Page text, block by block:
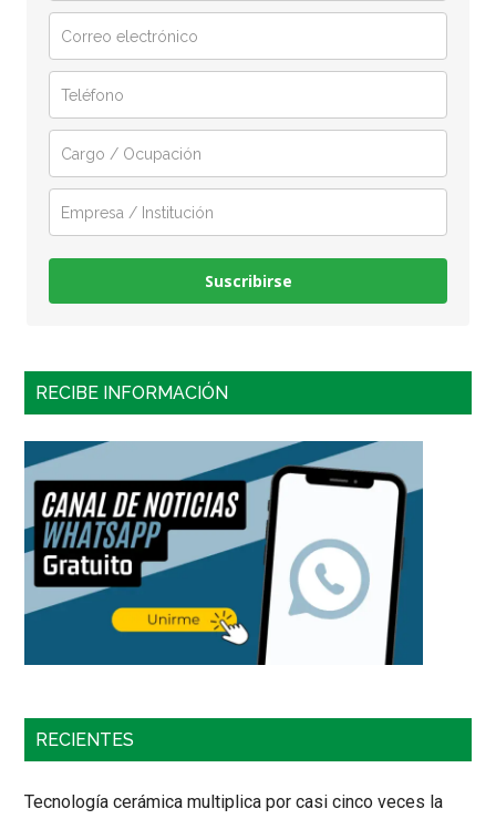
Suscribirse
RECIBE INFORMACIÓN
RECIENTES
Tecnología cerámica multiplica por casi cinco veces la